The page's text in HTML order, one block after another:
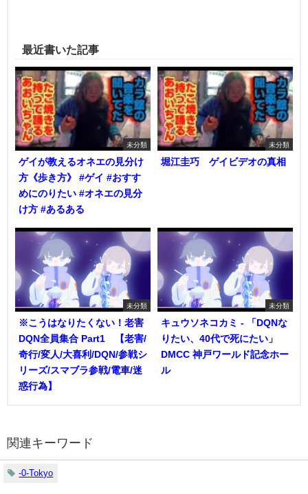
最近書いた記事
未分類
ゲイが教えるオネエの見分け
方《歩き方》 #ゲイ #おすす
めにのりたい #オネエの見分
け方 #あるある
未分類
堀江圭巧 ゲイビデオの真相
未分類
※こうはなりたくない！老害
DQN全員集合 Part1 【老害/
奇行/変人/大喜利/DQN/参戦シ
リーズ/スマブラ参戦/電車/迷
惑行為】
未分類
キュウソネコカミ - 「DQNな
りたい、40代で死にたい」
DMCC 神戸ワールド記念ホー
ル
関連キーワード
-0-Tokyo